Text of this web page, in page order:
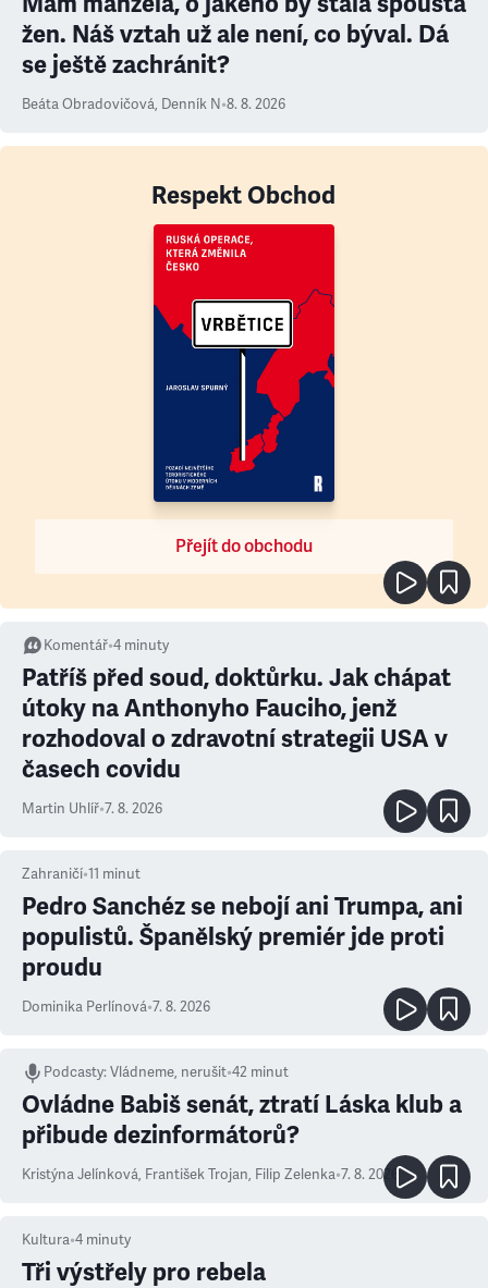
žen. Náš vztah už ale není, co býval. Dá
se ještě zachránit?
Beáta Obradovičová, Denník N•8. 8. 2026
Respekt Obchod
Přejít do obchodu
Komentář•4 minuty
Patříš před soud, doktůrku. Jak chápat
útoky na Anthonyho Fauciho, jenž
rozhodoval o zdravotní strategii USA v
časech covidu
Martin Uhlíř•7. 8. 2026
Zahraničí•11 minut
Pedro Sanchéz se nebojí ani Trumpa, ani
populistů. Španělský premiér jde proti
proudu
Dominika Perlínová•7. 8. 2026
Podcasty:Vládneme, nerušit•42 minut
Ovládne Babiš senát, ztratí Láska klub a
přibude dezinformátorů?
Kristýna Jelínková, František Trojan, Filip Zelenka•7. 8. 2026
Kultura•4 minuty
Tři výstřely pro rebela